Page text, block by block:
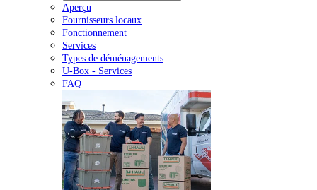
Aperçu
Fournisseurs locaux
Fonctionnement
Services
Types de déménagements
U-Box - Services
FAQ